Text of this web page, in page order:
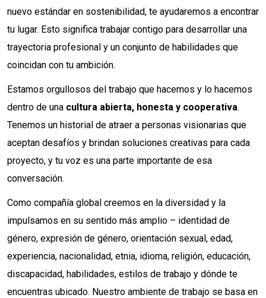
nuevo estándar en sostenibilidad, te ayudaremos a encontrar
tu lugar. Esto significa trabajar contigo para desarrollar una
trayectoria profesional y un conjunto de habilidades que
coincidan con tu ambición.
Estamos orgullosos del trabajo que hacemos y lo hacemos
dentro de una cultura abierta, honesta y cooperativa.
Tenemos un historial de atraer a personas visionarias que
aceptan desafíos y brindan soluciones creativas para cada
proyecto, y tu voz es una parte importante de esa
conversación.
Como compañía global creemos en la diversidad y la
impulsamos en su sentido más amplio – identidad de
género, expresión de género, orientación sexual, edad,
experiencia, nacionalidad, etnia, idioma, religión, educación,
discapacidad, habilidades, estilos de trabajo y dónde te
encuentras ubicado. Nuestro ambiente de trabajo se basa en